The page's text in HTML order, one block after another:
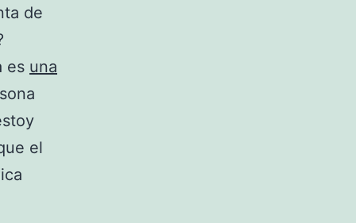
de
es una
el